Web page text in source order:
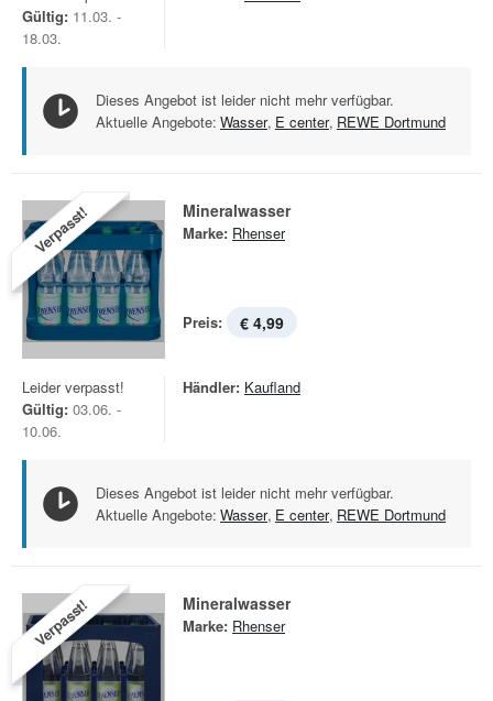
Gültig: 11.03. -
18.03.
Dieses Angebot ist leider nicht mehr verfügbar.
Aktuelle Angebote: Wasser, E center, REWE Dortmund
Verpasst! Mineralwasser
Marke: Rhenser
Preis: € 4,99
Leider verpasst!
Gültig: 03.06. -
10.06.
Händler: Kaufland
Dieses Angebot ist leider nicht mehr verfügbar.
Aktuelle Angebote: Wasser, E center, REWE Dortmund
Verpasst! Mineralwasser
Marke: Rhenser